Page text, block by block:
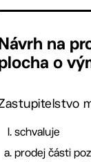
na
o
schvaluje
prodej části